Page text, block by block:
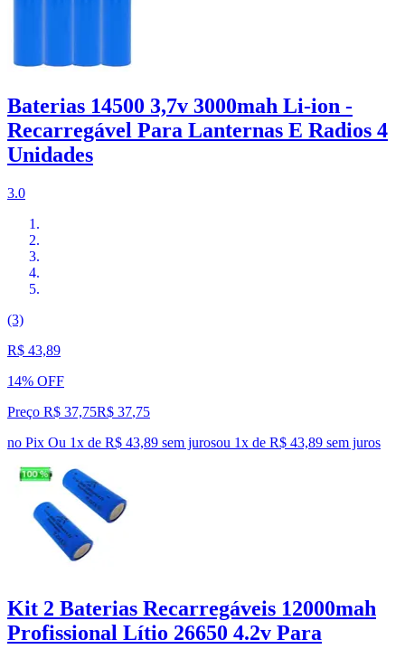
Baterias 14500 3,7v 3000mah Li-ion -
Recarregável Para Lanternas E Radios 4
Unidades
3.0
(3)
R$ 43,89
14% OFF
Preço R$ 37,75R$ 37,75
no Pix Ou 1x de R$ 43,89 sem jurosou 1x de R$ 43,89 sem juros
Kit 2 Baterias Recarregáveis 12000mah
Profissional Lítio 26650 4.2v Para